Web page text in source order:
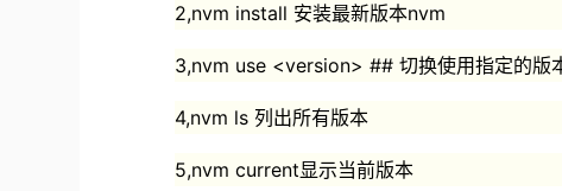
2,nvm install 安装最新版本nvm
3,nvm use <version> ## 切换使用指定的版
4,nvm ls 列出所有版本
5,nvm current显示当前版本